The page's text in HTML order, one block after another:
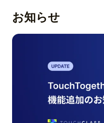
お知らせ